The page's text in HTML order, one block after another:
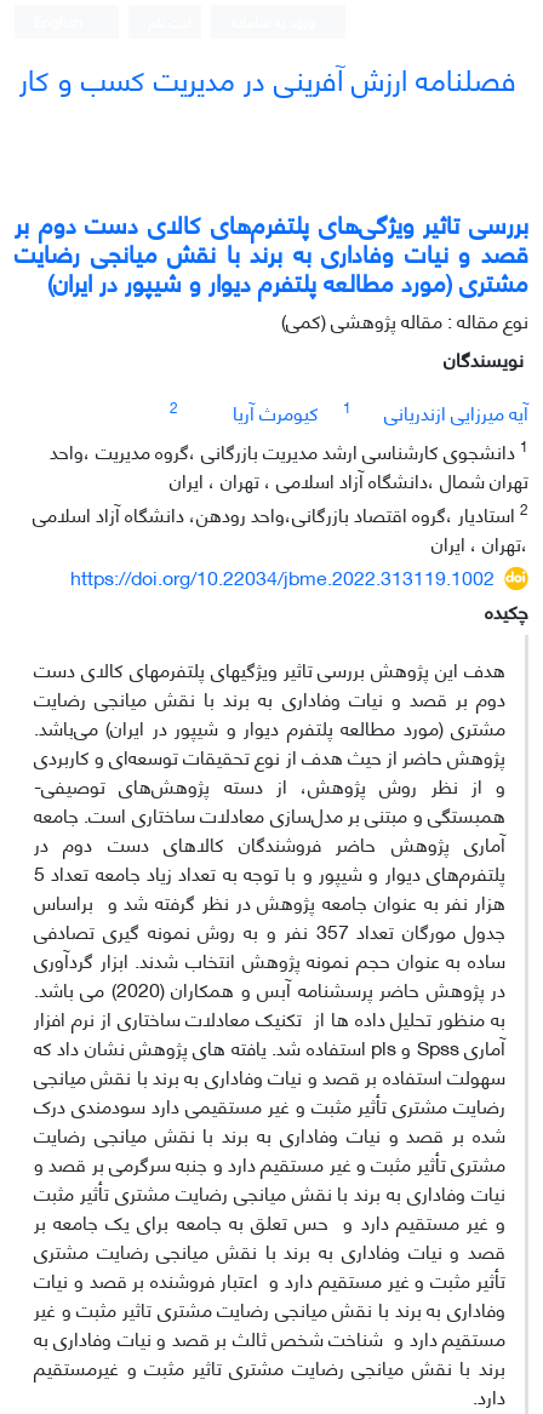
فصلنامه ارزش آفرینی در مدیریت کسب و کار
بررسی تاثیر ویژگی‌های پلتفرم‌های کالای دست دوم بر
قصد و نیات وفاداری به برند با نقش میانجی رضایت
مشتری (مورد مطالعه پلتفرم دیوار و شیپور در ایران)
نوع مقاله : مقاله پژوهشی (کمی)
نویسندگان
آیه میرزایی ازندریانی
1 کیومرث آریا
2
1 دانشجوی کارشناسی ارشد مدیریت بازرگانی ،گروه مدیریت ،واحد
تهران شمال ،دانشگاه آزاد اسلامی ، تهران ، ایران
2 استادیار ،گروه اقتصاد بازرگانی،واحد رودهن، دانشگاه آزاد اسلامی
،تهران ، ایران
https://doi.org/10.22034/jbme.2022.313119.1002
چکیده
هدف این پژوهش بررسی تاثیر ویژگی‎های پلتفرم‎های کالای دست
دوم بر قصد و نیات وفاداری به برند با نقش میانجی رضایت
مشتری (مورد مطالعه پلتفرم دیوار و شیپور در ایران) می‌باشد.
پژوهش حاضر از حیث هدف از نوع تحقیقات توسعه‌ای و کاربردی
و از نظر روش پژوهش، از دسته پژوهش‌های توصیفی-
همبستگی و مبتنی بر مدل‌سازی معادلات ساختاری است. جامعه
آماری پژوهش حاضر فروشندگان کالاهای دست دوم در
پلتفرم‌های دیوار و شیپور و با توجه به تعداد زیاد جامعه تعداد 5
هزار نفر به عنوان جامعه پژوهش در نظر گرفته شد و براساس
جدول مورگان تعداد 357 نفر و به روش نمونه گیری تصادفی
ساده به عنوان حجم نمونه پژوهش انتخاب شدند. ابزار گردآوری
در پژوهش حاضر پرسشنامه آبس و همکاران (2020) می باشد.
به منظور تحلیل داده ها از تکنیک معادلات ساختاری از نرم افزار
آماری Spss و pls استفاده شد. یافته های پژوهش نشان داد که
سهولت استفاده بر قصد و نیات وفاداری به برند با نقش میانجی
رضایت مشتری تأثیر مثبت و غیر مستقیمی دارد سودمندی درک
شده بر قصد و نیات وفاداری به برند با نقش میانجی رضایت
مشتری تأثیر مثبت و غیر مستقیم دارد و جنبه سرگرمی بر قصد و
نیات وفاداری به برند با نقش میانجی رضایت مشتری تأثیر مثبت
و غیر مستقیم دارد و حس تعلق به جامعه برای یک جامعه بر
قصد و نیات وفاداری به برند با نقش میانجی رضایت مشتری
تأثیر مثبت و غیر مستقیم دارد و اعتبار فروشنده بر قصد و نیات
وفاداری به برند با نقش میانجی رضایت مشتری تاثیر مثبت و غیر
مستقیم دارد و شناخت شخص ثالث بر قصد و نیات وفاداری به
برند با نقش میانجی رضایت مشتری تاثیر مثبت و غیرمستقیم
دارد.